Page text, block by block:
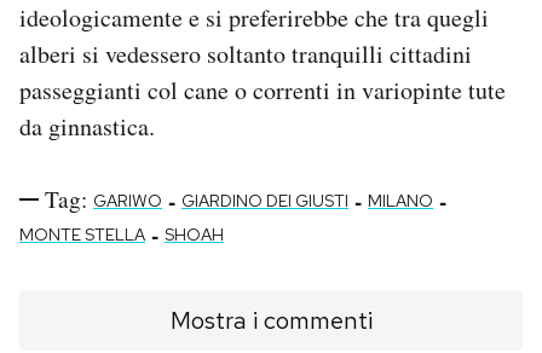
ideologicamente e si preferirebbe che tra quegli
alberi si vedessero soltanto tranquilli cittadini
passeggianti col cane o correnti in variopinte tute
da ginnastica.
Tag: GARIWO - GIARDINO DEI GIUSTI - MILANO -
MONTE STELLA - SHOAH
Mostra i commenti